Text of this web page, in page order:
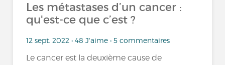
Les métastases d’un cancer :
qu'est-ce que c’est ?
12 sept. 2022 • 48 J'aime • 5 commentaires
Le cancer est la deuxième cause de